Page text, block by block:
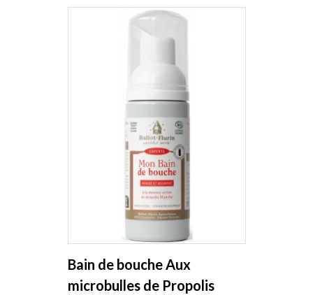
Bain de bouche Aux
microbulles de Propolis